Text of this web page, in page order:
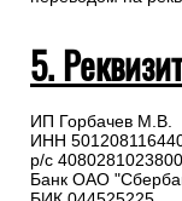
5.
ИП Горбачев М.В.
ИНН
р/с
Банк ОАО